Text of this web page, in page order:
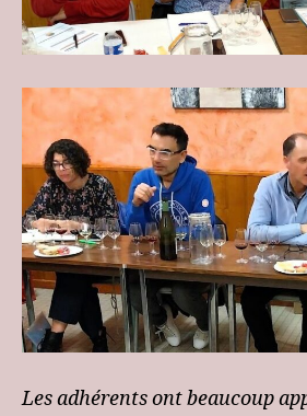
Les adhérents ont beaucoup